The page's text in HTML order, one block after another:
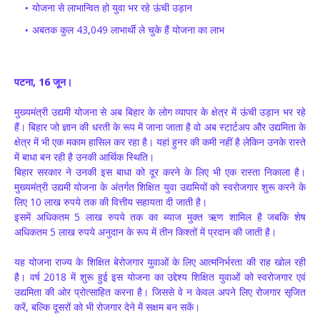
योजना से लाभान्वित हो युवा भर रहे ऊंची उड़ान
अबतक कुल 43,049 लाभार्थी ले चुके हैं योजना का लाभ
पटना, 16 जून।
मुख्यमंत्री उद्यमी योजना से अब बिहार के लोग व्यापार के क्षेत्र में ऊंची उड़ान भर रहे
हैं। बिहार जो ज्ञान की धरती के रूप में जाना जाता है वो अब स्टार्टअप और उद्यमिता के
क्षेत्र में भी एक मकाम हासिल कर रहा है। यहां हुनर की कमी नहीं है लेकिन उनके रास्ते
में बाधा बन रही है उनकी आर्थिक स्थिति।
बिहार सरकार ने उनकी इस बाधा को दूर करने के लिए भी एक रास्ता निकाला है।
मुख्यमंत्री उद्यमी योजना के अंतर्गत शिक्षित युवा उद्यमियों को स्वरोजगार शुरू करने के
लिए 10 लाख रुपये तक की वित्तीय सहायता दी जाती है।
इसमें अधिकतम 5 लाख रुपये तक का ब्याज मुक्त ऋण शामिल है जबकि शेष
अधिकतम 5 लाख रुपये अनुदान के रूप में तीन किश्तों में प्रदान की जाती है।
यह योजना राज्य के शिक्षित बेरोजगार युवाओं के लिए आत्मनिर्भरता की राह खोल रही
है। वर्ष 2018 में शुरू हुई इस योजना का उद्देश्य शिक्षित युवाओं को स्वरोजगार एवं
उद्यमिता की ओर प्रोत्साहित करना है। जिससे वे न केवल अपने लिए रोजगार सृजित
करें, बल्कि दूसरों को भी रोजगार देने में सक्षम बन सकें।